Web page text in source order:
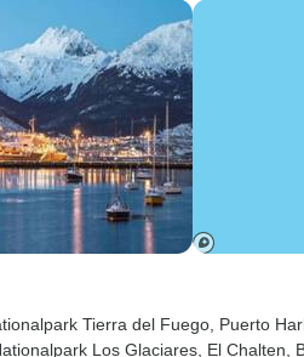
Tierra del Fuego , Puerto
Los Glaciares , El Chalten ,